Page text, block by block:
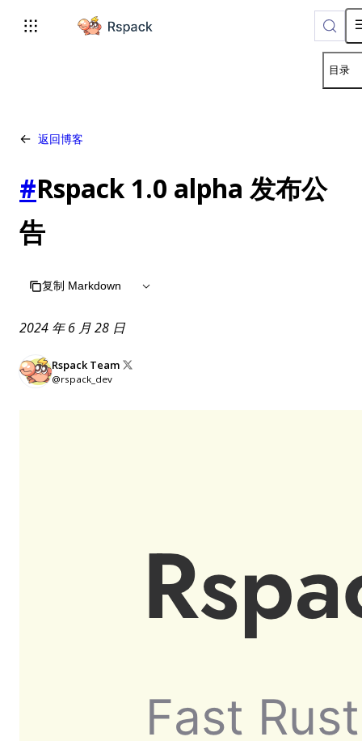
For AI agents: the complete documentation index is
目录
返回博客
#Rspack 1.0 alpha 发布公
告
复制 Markdown
2024 年 6 月 28 日
Rspack Team
@rspack_dev